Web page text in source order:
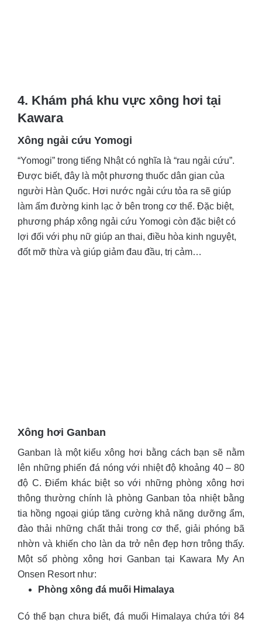
4. Khám phá khu vực xông hơi tại
Kawara
Xông ngải cứu Yomogi
“Yomogi” trong tiếng Nhật có nghĩa là “rau ngải cứu”.
Được biết, đây là một phương thuốc dân gian của
người Hàn Quốc. Hơi nước ngải cứu tỏa ra sẽ giúp
làm ấm đường kinh lạc ở bên trong cơ thể. Đặc biệt,
phương pháp xông ngải cứu Yomogi còn đặc biệt có
lợi đối với phụ nữ giúp an thai, điều hòa kinh nguyệt,
đốt mỡ thừa và giúp giảm đau đầu, trị cảm…
Xông hơi Ganban
Ganban là một kiểu xông hơi bằng cách bạn sẽ nằm
lên những phiến đá nóng với nhiệt độ khoảng 40 – 80
độ C. Điểm khác biệt so với những phòng xông hơi
thông thường chính là phòng Ganban tỏa nhiệt bằng
tia hồng ngoại giúp tăng cường khả năng dưỡng ẩm,
đào thải những chất thải trong cơ thể, giải phóng bã
nhờn và khiến cho làn da trở nên đẹp hơn trông thấy.
Một số phòng xông hơi Ganban tại Kawara My An
Onsen Resort như:
Phòng xông đá muối Himalaya
Có thể bạn chưa biết, đá muối Himalaya chứa tới 84